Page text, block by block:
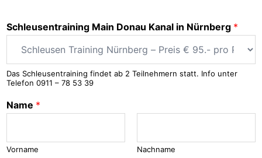
Schleusentraining Main Donau Kanal in Nürnberg *
Das Schleusentraining findet ab 2 Teilnehmern statt. Info unter
Telefon 0911 – 78 53 39
Name *
Vorname Nachname